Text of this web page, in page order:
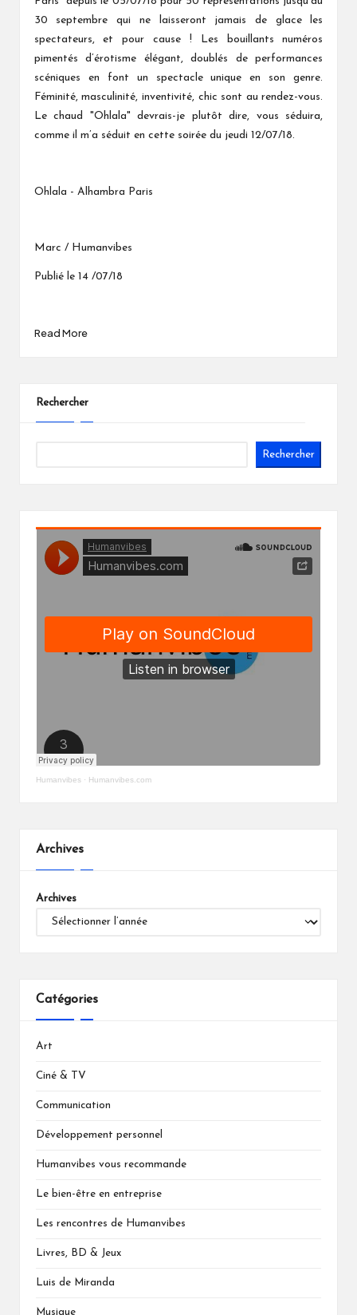
30 septembre qui ne laisseront jamais de glace les
spectateurs, et pour cause ! Les bouillants numéros
pimentés d’érotisme élégant, doublés de performances
scéniques en font un spectacle unique en son genre.
Féminité, masculinité, inventivité, chic sont au rendez-vous.
Le chaud "Ohlala" devrais-je plutôt dire, vous séduira,
comme il m’a séduit en cette soirée du jeudi 12/07/18.
Ohlala - Alhambra Paris
Marc / Humanvibes
Publié le 14 /07/18
Read More
Rechercher
Rechercher
Humanvibes · Humanvibes.com
Archives
Archives
Catégories
Art
Ciné & TV
Communication
Développement personnel
Humanvibes vous recommande
Le bien-être en entreprise
Les rencontres de Humanvibes
Livres, BD & Jeux
Luis de Miranda
Musique